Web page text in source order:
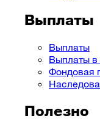
Выплаты
Выплаты
Выплаты в
Фондовая
Полезно